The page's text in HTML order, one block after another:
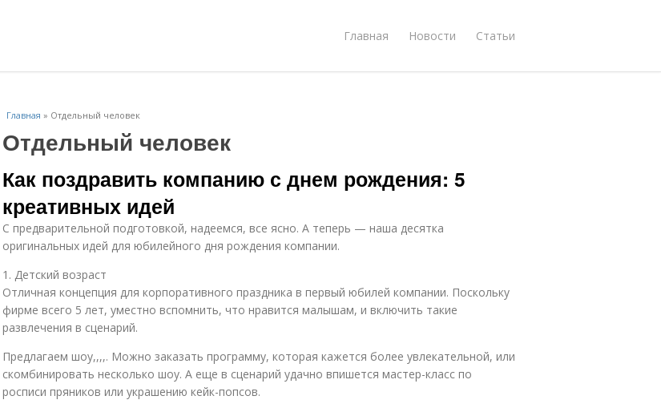
Главная Новости Статьи
Главная » Отдельный человек
Отдельный человек
Как поздравить компанию с днем рождения: 5
креативных идей
С предварительной подготовкой, надеемся, все ясно. А теперь — наша десятка
оригинальных идей для юбилейного дня рождения компании.
1. Детский возраст
Отличная концепция для корпоративного праздника в первый юбилей компании. Поскольку
фирме всего 5 лет, уместно вспомнить, что нравится малышам, и включить такие
развлечения в сценарий.
Предлагаем шоу,,,,. Можно заказать программу, которая кажется более увлекательной, или
скомбинировать несколько шоу. А еще в сценарий удачно впишется мастер-класс по
росписи пряников или украшению кейк-попсов.